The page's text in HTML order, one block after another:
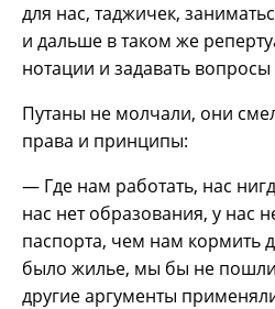
для нас, таджичек,
и дальше в таком же
нотации и задавать
Путаны не молчали, они
права и принципы:
— Где нам работать, нас
нас нет образования, у нас
паспорта, чем нам кормить
было жилье, мы бы не пошли
другие аргументы